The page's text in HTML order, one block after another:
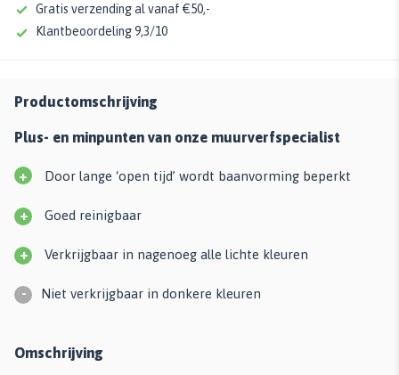
Gratis verzending al vanaf €50,-
Klantbeoordeling 9,3/10
Productomschrijving
Plus- en minpunten van onze muurverfspecialist
+ Door lange ‘open tijd’ wordt baanvorming beperkt
+ Goed reinigbaar
+ Verkrijgbaar in nagenoeg alle lichte kleuren
- Niet verkrijgbaar in donkere kleuren
Omschrijving